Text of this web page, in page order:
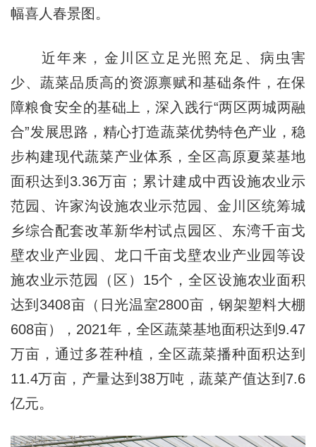
幅喜人春景图。
近年来，金川区立足光照充足、病虫害
少、蔬菜品质高的资源禀赋和基础条件，在保
障粮食安全的基础上，深入践行“两区两城两融
合”发展思路，精心打造蔬菜优势特色产业，稳
步构建现代蔬菜产业体系，全区高原夏菜基地
面积达到3.36万亩；累计建成中西设施农业示
范园、许家沟设施农业示范园、金川区统筹城
乡综合配套改革新华村试点园区、东湾千亩戈
壁农业产业园、龙口千亩戈壁农业产业园等设
施农业示范园（区）15个，全区设施农业面积
达到3408亩（日光温室2800亩，钢架塑料大棚
608亩），2021年，全区蔬菜基地面积达到9.47
万亩，通过多茬种植，全区蔬菜播种面积达到
11.4万亩，产量达到38万吨，蔬菜产值达到7.6
亿元。